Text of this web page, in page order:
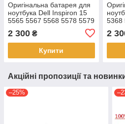
Оригінальна батарея для
ноутбука Dell Inspiron 15
5565 5567 5568 5578 5579
2 300 ₴
Купити
5368
2
Акційні пропозиції та
–25%